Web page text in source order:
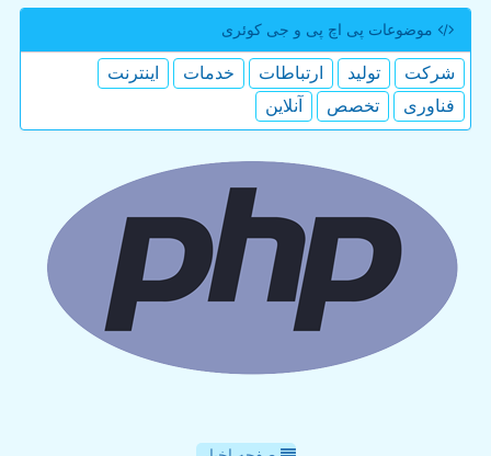
موضوعات پی اچ پی و جی كوئری
شركت تولید ارتباطات خدمات
اینترنت
فناوری
تخصص آنلاین